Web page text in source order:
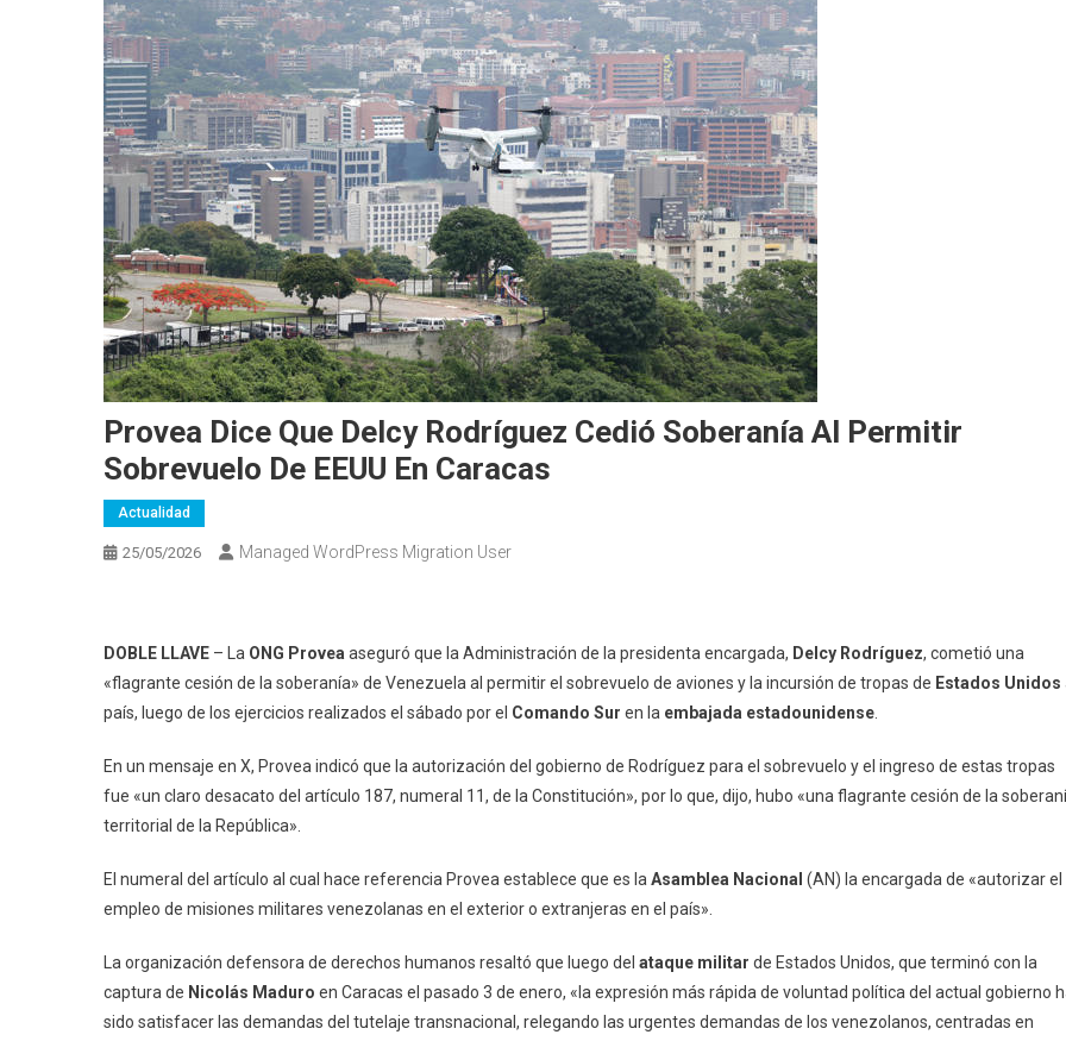
Provea Dice Que Delcy Rodríguez Cedió Soberanía Al Permitir
Sobrevuelo De EEUU En Caracas
Actualidad
25/05/2026 Managed WordPress Migration User
DOBLE LLAVE – La ONG Provea aseguró que la Administración de la presidenta encargada, Delcy Rodríguez, cometió una
«flagrante cesión de la soberanía» de Venezuela al permitir el sobrevuelo de aviones y la incursión de tropas de Estados Unidos
país, luego de los ejercicios realizados el sábado por el Comando Sur en la embajada estadounidense
En un mensaje en X, Provea indicó que la autorización del gobierno de Rodríguez para el sobrevuelo y el ingreso de estas tropas
fue «un claro desacato del artículo 187, numeral 11, de la Constitución», por lo que, dijo, hubo «una flagrante cesión de la
territorial de la República».
El numeral del artículo al cual hace referencia Provea establece que es la Asamblea Nacional (AN) la encargada de «autorizar el
empleo de misiones militares venezolanas en el exterior o extranjeras en el país».
La organización defensora de derechos humanos resaltó que luego del ataque militar de Estados Unidos, que terminó con la
captura de Nicolás Maduro en Caracas el pasado 3 de enero, «la expresión más rápida de voluntad política del actual gobierno
sido satisfacer las demandas del tutelaje transnacional, relegando las urgentes demandas de los venezolanos, centradas en